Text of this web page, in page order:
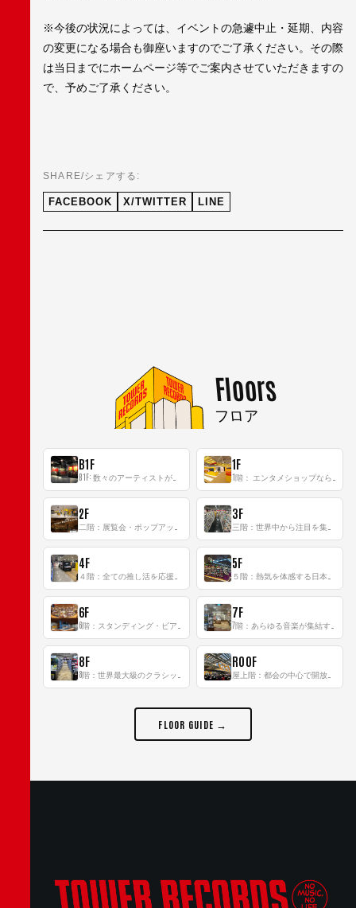
※今後の状況によっては、イベントの急遽中止・延期、内容
の変更になる場合も御座いますのでご了承ください。その際
は当日までにホームページ等でご案内させていただきますの
で、予めご了承ください。
SHARE/シェアする:
FACEBOOK X/TWITTER LINE
Floors
フロア
B1F 1F
2F 3F
4F 5F
6F 7F
8F ROOF
FLOOR GUIDE →